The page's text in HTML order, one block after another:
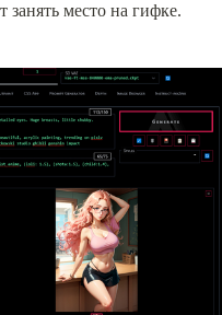
место на гифке.